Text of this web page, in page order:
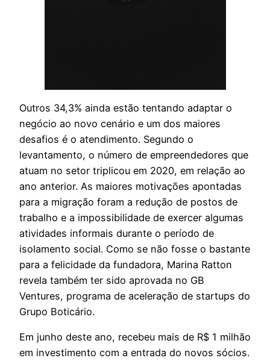
Outros 34,3% ainda estão tentando adaptar o
negócio ao novo cenário e um dos maiores
desafios é o atendimento. Segundo o
levantamento, o número de empreendedores que
atuam no setor triplicou em 2020, em relação ao
ano anterior. As maiores motivações apontadas
para a migração foram a redução de postos de
trabalho e a impossibilidade de exercer algumas
atividades informais durante o período de
isolamento social. Como se não fosse o bastante
para a felicidade da fundadora, Marina Ratton
revela também ter sido aprovada no GB
Ventures, programa de aceleração de startups do
Grupo Boticário.
Em junho deste ano, recebeu mais de R$ 1 milhão
em investimento com a entrada do novos sócios.